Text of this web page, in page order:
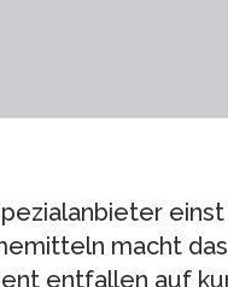
macht
entfallen auf